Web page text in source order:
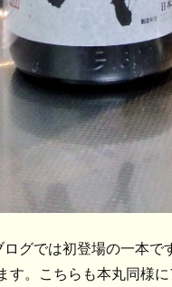
グでは初登場の一本で
す。こちらも本丸同様